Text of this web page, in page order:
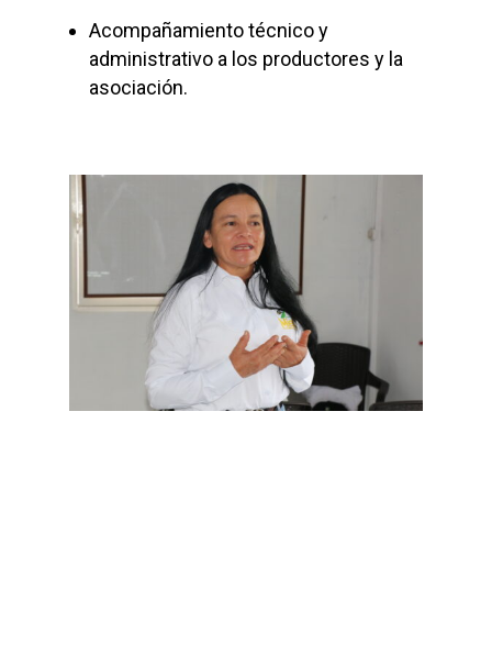
Acompañamiento técnico y
administrativo a los productores y la
asociación.